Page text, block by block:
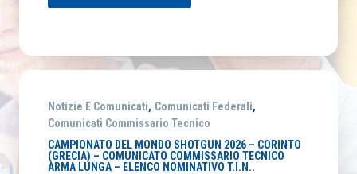
Notizie E Comunicati, Comunicati Federali,
Comunicati Commissario Tecnico
CAMPIONATO DEL MONDO SHOTGUN 2026 – CORINTO
(GRECIA) – COMUNICATO COMMISSARIO TECNICO
ARMA LUNGA – ELENCO NOMINATIVO T.I.N..